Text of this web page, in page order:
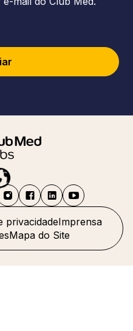
privacidadeImprensa
Mapa do Site